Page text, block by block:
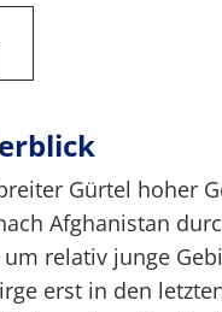
Gürtel hoher
Afghanistan
relativ junge
erst in den